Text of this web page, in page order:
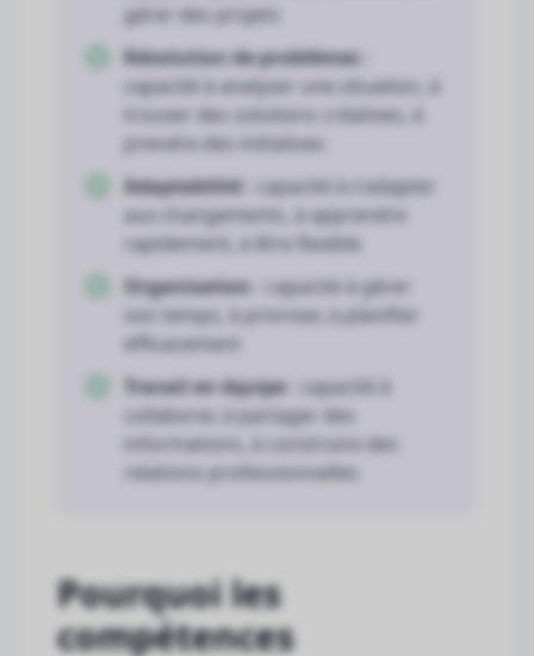
gérer des projets
Résolution de problèmes
capacité à analyser une situation, à
trouver des solutions créatives, à
prendre des initiatives
Adaptabilité : capacité à s'adapter
aux changements, à apprendre
rapidement, à être flexible
Organisation : capacité à gérer
son temps, à prioriser, à planifier
efficacement
Travail en équipe: capacité à
collaborer, à partager des
informations, à construire des
relations professionnelles
Pourquoi les
compétences